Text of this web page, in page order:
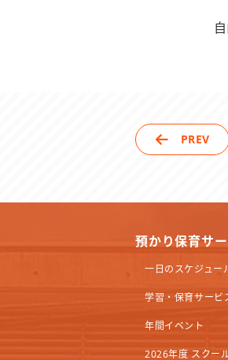
PREV
預かり保育サ
一日のスケジュー
学習・保育サービ
年間イベント
2026年度 スクー